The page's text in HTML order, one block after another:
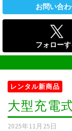
お問い合
フォローす
レンタル新商品
大型充電
2025年11月25日